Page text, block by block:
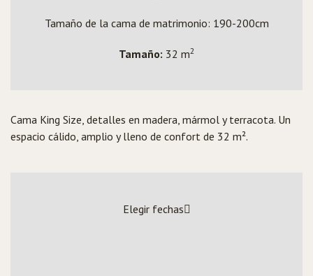
Tamaño de la cama de matrimonio: 190-200cm
Tamaño: 32 m2
Cama King Size, detalles en madera, mármol y terracota. Un
espacio cálido, amplio y lleno de confort de 32 m².
Elegir fechas